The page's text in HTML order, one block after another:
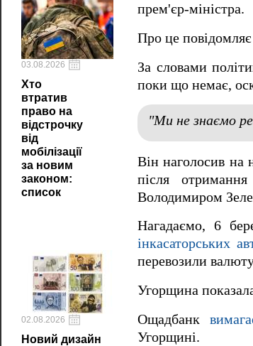
03.08.2026
Хто
втратив
право на
відстрочку
від
мобілізації
за новим
законом:
список
02.08.2026
Новий дизайн
прем'єр-міністра.
Про це повідомляє
За словами
поки що немає,
"Ми не знаємо
Він наголосив на
після
Володимиром
Нагадаємо, 6
інкасаторських
перевозили
Угорщина
Ощадбанк
Угорщині.